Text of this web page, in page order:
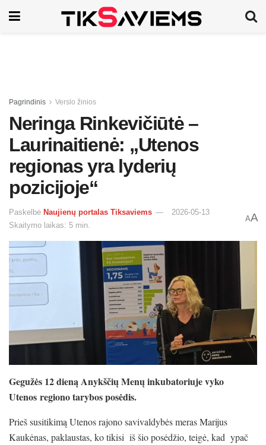
Pagrindinis Verslo žinios
Neringa Rinkevičiūtė –
Laurinaitienė: „Utenos
regionas yra lyderių
pozicijoje“
Paskelbė Naujienų portalas Tiksaviems
2026-05-13
Skaitymo laikas: 5 min.
AA
Gegužės 12 dieną Anykščių Menų inkubatoriuje vyko
Utenos regiono tarybos posėdis.
Prieš susitikimą Utenos rajono savivaldybės meras Marijus
Kaukėnas, paklaustas, ko tikisi iš šio posėdžio, teigė, kad ypač